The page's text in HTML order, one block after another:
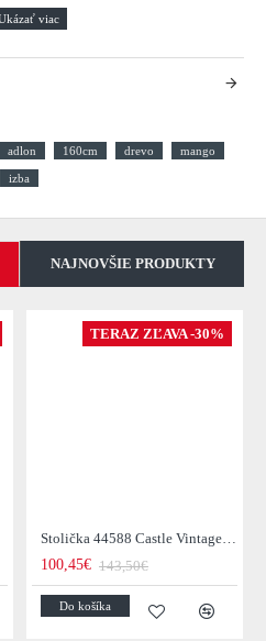
adlon 160cm drevo mango
izba
NAJNOVŠIE PRODUKTY
TERAZ ZĽAVA -30%
Stolička 44588 Castle Vintage Black
100,45€ 143,50€
Do košíka